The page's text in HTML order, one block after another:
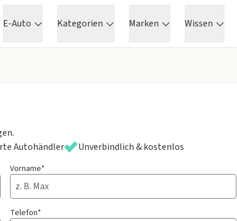
E-Auto Kategorien Marken Wissen
Autohändler Unverbindlich & kostenlos
Vorname*
Telefon*